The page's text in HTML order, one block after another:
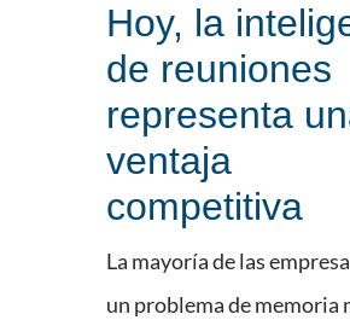
Hoy, la
de reuniones
representa
ventaja
competitiva
La mayoría de las
un problema de memoria